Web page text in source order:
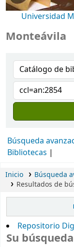
Universidad
Búsqueda
Bibliotecas
Inicio
Búsqueda
Resultados de
Repositorio
Su